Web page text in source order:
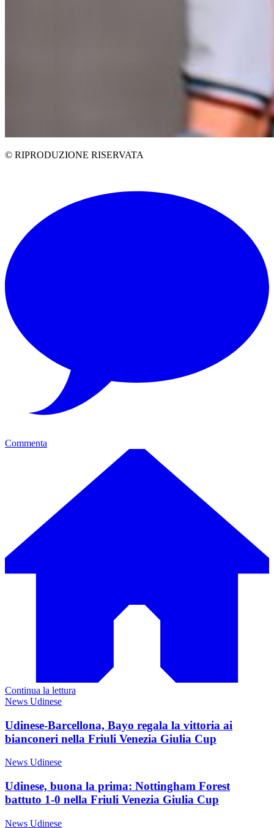
© RIPRODUZIONE RISERVATA
Commenta
Continua la lettura
News Udinese
Udinese-Barcellona, Bayo regala la vittoria ai
bianconeri nella Friuli Venezia Giulia Cup
News Udinese
Udinese, buona la prima: Nottingham Forest
battuto 1-0 nella Friuli Venezia Giulia Cup
News Udinese